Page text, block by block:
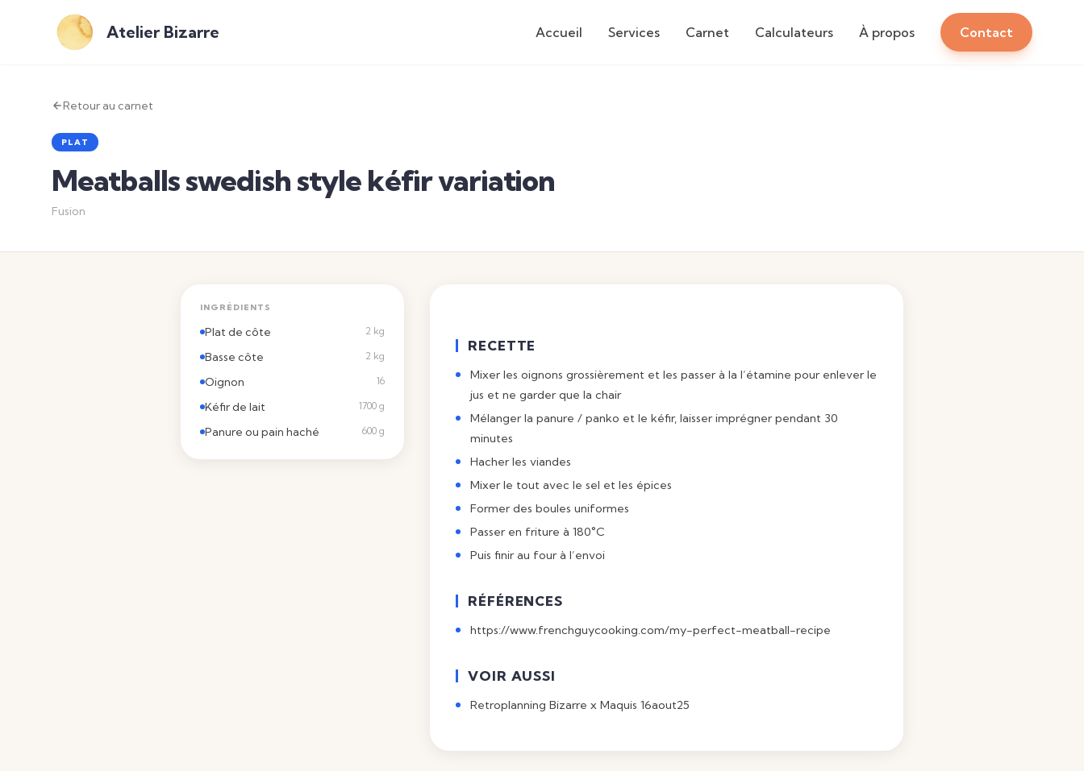
Atelier Bizarre Accueil Services Carnet Calculateurs À propos Contact
Retour au carnet
PLAT
Meatballs swedish style kéfir variation
Fusion
INGRÉDIENTS
Plat de côte 2 kg
Basse côte 2 kg
Oignon 16
Kéfir de lait 1700 g
Panure ou pain haché 600 g
RECETTE
Mixer les oignons grossièrement et les passer à la l’étamine pour enlever le
jus et ne garder que la chair
Mélanger la panure / panko et le kéfir, laisser imprégner pendant 30
minutes
Hacher les viandes
Mixer le tout avec le sel et les épices
Former des boules uniformes
Passer en friture à 180°C
Puis finir au four à l’envoi
RÉFÉRENCES
https://www.frenchguycooking.com/my-perfect-meatball-recipe
VOIR AUSSI
Retroplanning Bizarre x Maquis 16aout25